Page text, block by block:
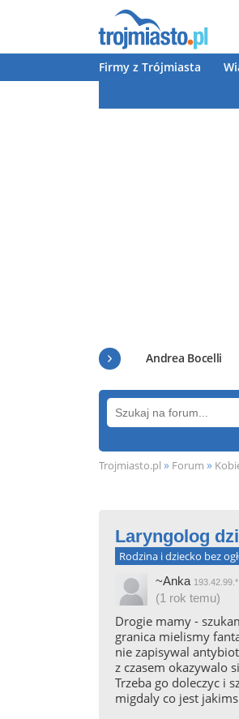
Firmy z Trójmiasta
Andrea Bocelli
Trojmiasto.pl » Forum »
Laryngolog
Rodzina i dziecko bez
~Anka 193.42.99.*
(1 rok temu)
Drogie mamy -
granica mielismy
nie zapisywal
z czasem okazywalo
Trzeba go doleczyc i
migdaly co jest